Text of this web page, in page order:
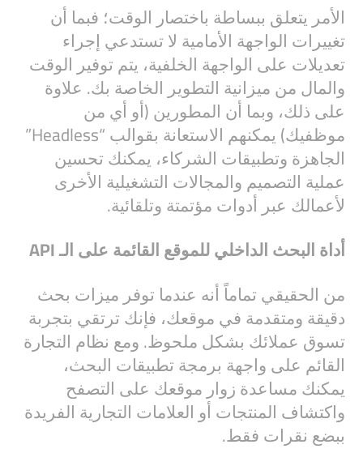
الأمر يتعلق ببساطة باختصار الوقت؛ فبما أن
تغييرات الواجهة الأمامية لا تستدعي إجراء
تعديلات على الواجهة الخلفية، يتم توفير الوقت
والمال من ميزانية التطوير الخاصة بك. علاوة
على ذلك، وبما أن المطورين (أو أي من
موظفيك) يمكنهم الاستعانة بقوالب “Headless”
الجاهزة وتطبيقات الشركاء، يمكنك تحسين
عملية التصميم والمجالات التشغيلية الأخرى
لأعمالك عبر أدوات مؤتمتة وتلقائية.
أداة البحث الداخلي للموقع القائمة على الـ API
من الحقيقي تماماً أنه عندما توفر ميزات بحث
دقيقة ومتقدمة في موقعك، فإنك ترتقي بتجربة
تسوق عملائك بشكل ملحوظ. ومع نظام التجارة
القائم على واجهة برمجة تطبيقات البحث،
يمكنك مساعدة زوار موقعك على التصفح
واكتشاف المنتجات أو العلامات التجارية الفريدة
ببضع نقرات فقط.